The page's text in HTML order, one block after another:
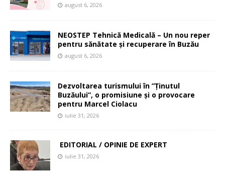
august 6, 2026
NEOSTEP Tehnică Medicală – Un nou reper
pentru sănătate și recuperare în Buzău
august 6, 2026
Dezvoltarea turismului în ”Ținutul
Buzăului”, o promisiune și o provocare
pentru Marcel Ciolacu
iulie 31, 2026
EDITORIAL / OPINIE DE EXPERT
iulie 31, 2026